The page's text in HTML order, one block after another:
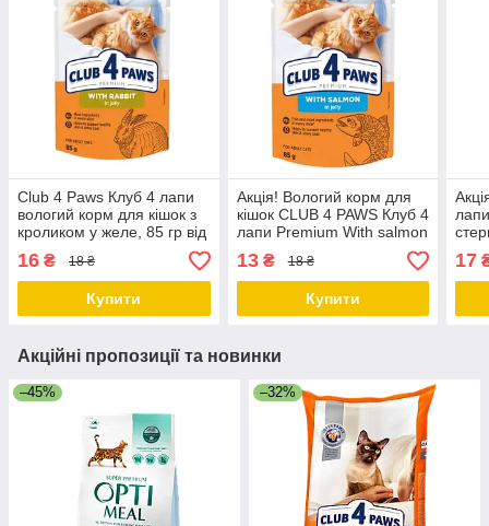
Club 4 Paws Клуб 4 лапи
вологий корм для кішок з
кроликом у желе, 85 гр від
24 шт
16 ₴ 18 ₴
Купити
Акція! Вологий корм для
кішок CLUB 4 PAWS Клуб 4
лапи Premium With salmon
in jelly лосось в желе 85 гр
від 24шт
13₴ 18 ₴
Купити
від
17
Акційні пропозиції та новинки
–45% –32%